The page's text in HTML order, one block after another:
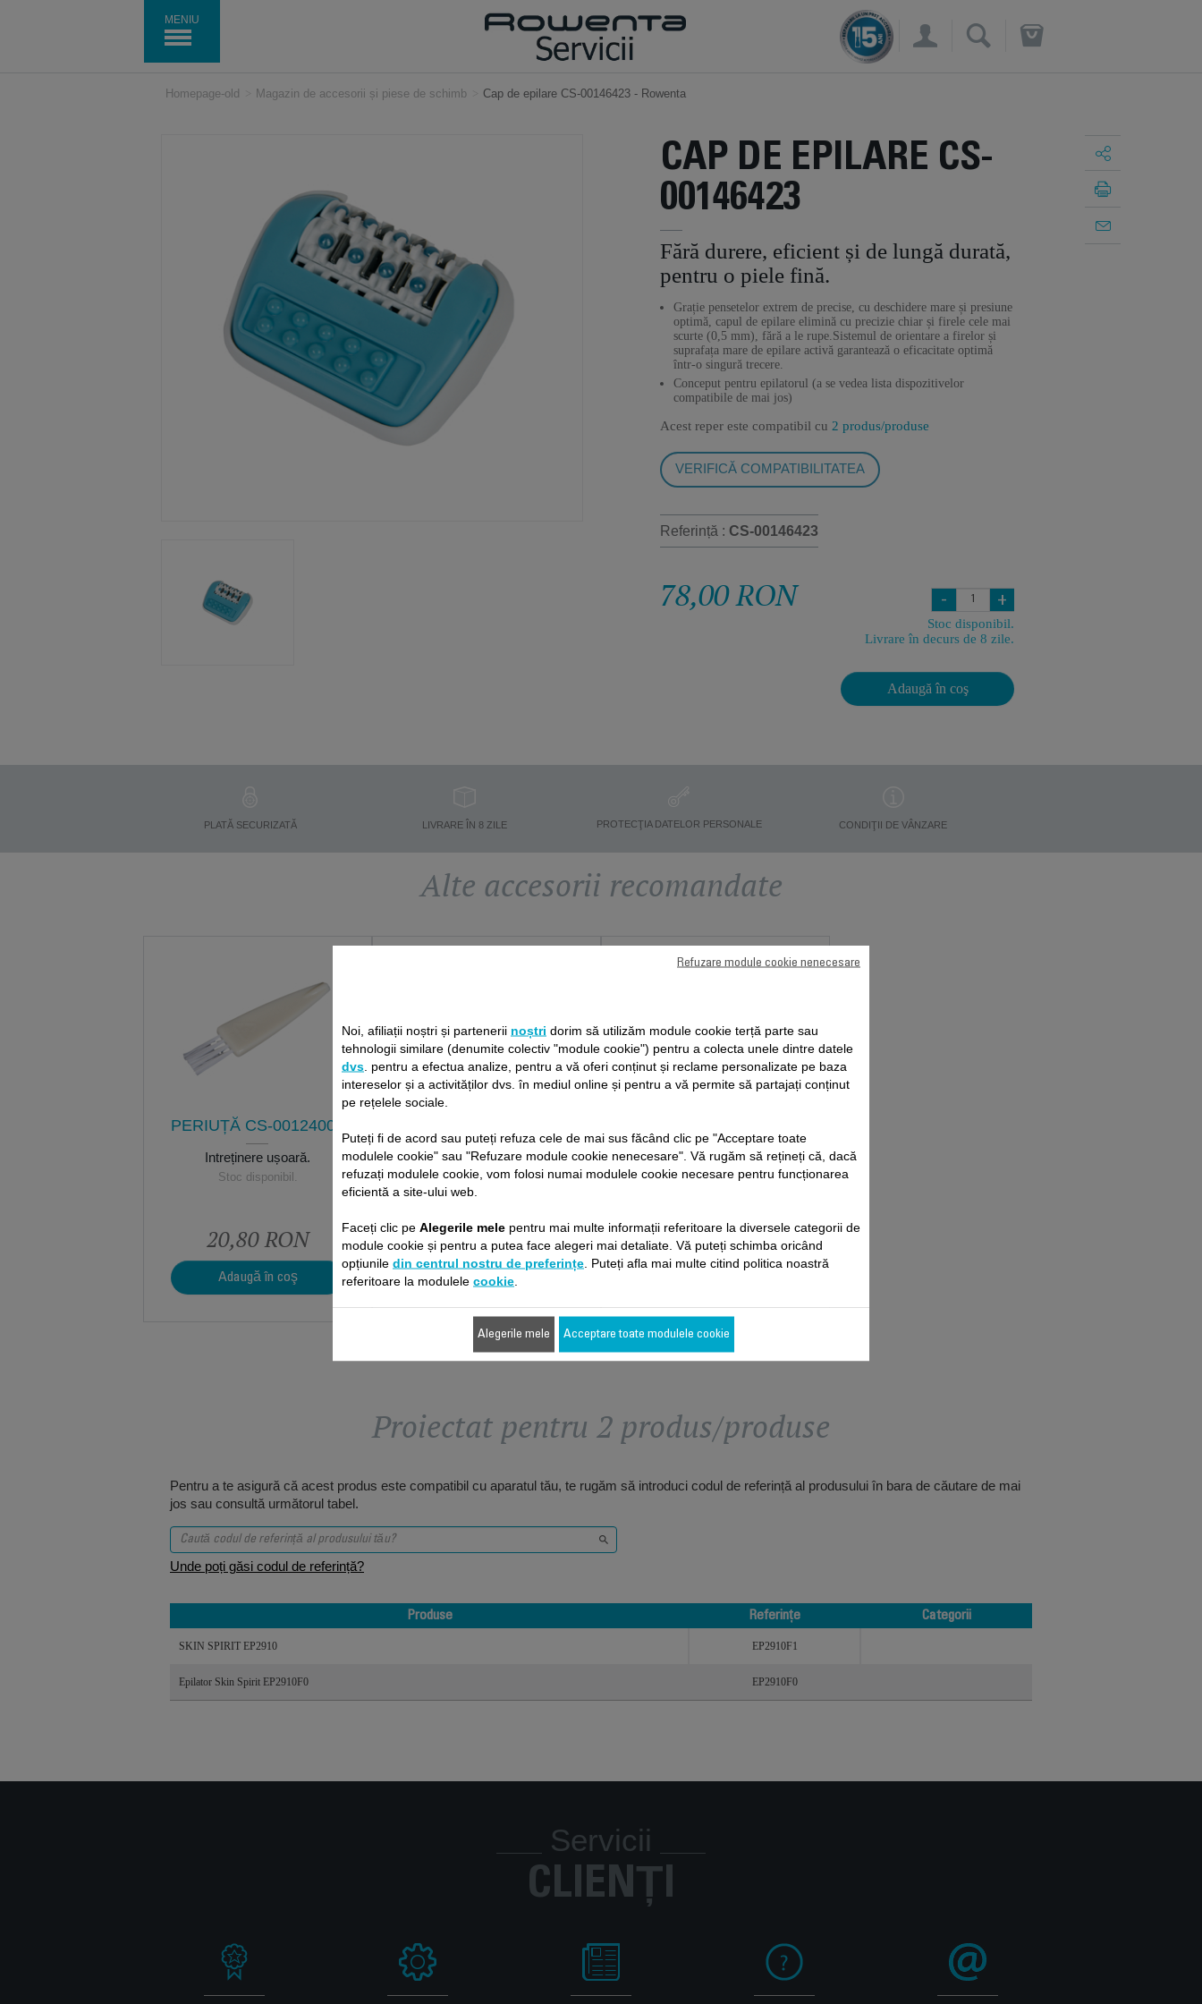
MENIU
×
Homepage-old Magazin de accesorii și piese de schimb Cap de epilare CS-00146423 - Rowenta
CAP DE EPILARE CS-
00146423
Fără durere, eficient și de lungă durată,
pentru o piele fină.
Grație pensetelor extrem de precise, cu deschidere mare și presiune
optimă, capul de epilare elimină cu precizie chiar și firele cele mai
scurte (0,5 mm), fără a le rupe.Sistemul de orientare a firelor și
suprafața mare de epilare activă garantează o eficacitate optimă
într-o singură trecere.
Conceput pentru epilatorul (a se vedea lista dispozitivelor
compatibile de mai jos)
Acest reper este compatibil cu 2 produs/produse
VERIFICĂ COMPATIBILITATEA
Referință : CS-00146423
78,00 RON - +
Stoc disponibil.
Livrare în decurs de 8 zile.
Adaugă în coş
PLATĂ SECURIZATĂ LIVRARE ÎN 8 ZILE PROTECŢIA DATELOR PERSONALE CONDIŢII DE VÂNZARE
Alte accesorii recomandate
PERIUȚĂ CS-00124004
Întreținere ușoară.
Stoc disponibil.
20,80 RON
Adaugă în coş
EPILAREA ZONELOR
SENSIBILE CS-
00144412
Ideal pentru zonele dificile.
57,20 RON
Adaugă în coş
10001090
Epilare fără bătăi de cap
Stoc disponibil.
62,40 RON
Proiectat pentru 2 produs/produse
Pentru a te asigură că acest produs este compatibil cu aparatul tău, te rugăm să introduci codul de referință al produsului în bara de căutare de mai
jos sau consultă următorul tabel.
Unde poți găsi codul de referință?
Produse Referințe
Categorii
SKIN SPIRIT EP2910 EP2910F1
Epilator Skin Spirit EP2910F0 EP2910F0
Servicii
CLIENȚI
Noi, afiliații noștri și partenerii noștri dorim să utilizăm module cookie terță parte sau
tehnologii similare (denumite colectiv "module cookie") pentru a colecta unele dintre datele
dvs . pentru a efectua analize, pentru a vă oferi conținut și reclame personalizate pe baza
intereselor și a activităților dvs. în mediul online și pentru a vă permite să partajați conținut
pe rețelele sociale.
Puteți fi de acord sau puteți refuza cele de mai sus făcând clic pe "Acceptare toate
modulele cookie" sau "Refuzare module cookie nenecesare". Vă rugăm să rețineți că, dacă
refuzați modulele cookie, vom folosi numai modulele cookie necesare pentru funcționarea
eficientă a site-ului web.
Faceți clic pe Alegerile mele pentru mai multe informații referitoare la diversele categorii de
module cookie și pentru a putea face alegeri mai detaliate. Vă puteți schimba oricând
opțiunile din centrul nostru de preferințe . Puteți afla mai multe citind politica noastră
referitoare la modulele cookie
Refuzare module cookie nenecesare
Alegerile mele Acceptare toate modulele cookie